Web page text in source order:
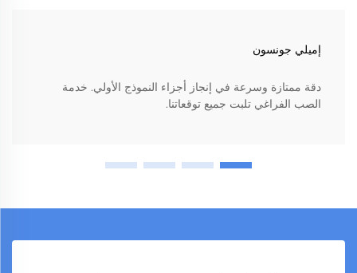
إميلي جونسون
دقة ممتازة وسرعة في إنجاز أجزاء النموذج الأولي. خدمة
الصب الفراغي تلبت جميع توقعاتنا.